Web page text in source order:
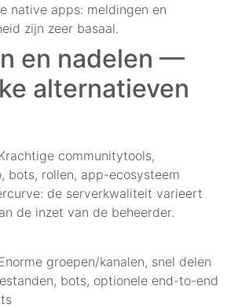
native apps: meldingen en
zijn zeer basaal.
en nadelen —
alternatieven
communitytools,
bots, rollen, app-ecosysteem
de serverkwaliteit varieert
de inzet van de beheerder.
groepen/kanalen, snel delen
bots, optionele end-to-end